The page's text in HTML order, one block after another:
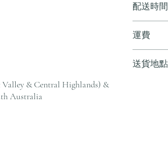
Valley & Central Highlands) &
Australia
配送時間
運費
其他地區，
送貨地點